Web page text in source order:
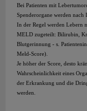
Bei Patienten mit
Spenderorgane werden
In der Regel werden Lebern
MELD zugeteilt: Bilirubin,
Blutgerinnung - s.
Meld-Score).
Je höher der Score, desto
Wahrscheinlichkeit eines
der Erkrankung und die
werden.